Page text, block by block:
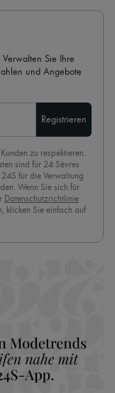
Sie Ihre
und Angebote
Registrieren
zu respektieren.
sind für 24 Sèvres
für die Verwaltung
Wenn Sie sich für
Datenschutzrichtlinie
klicken Sie einfach auf